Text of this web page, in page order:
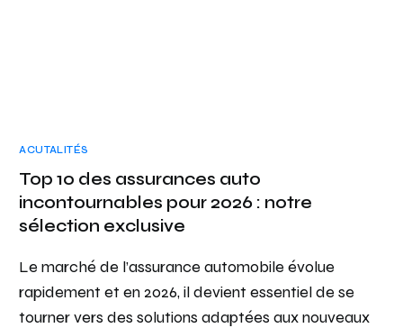
ACUTALITÉS
Top 10 des assurances auto
incontournables pour 2026 : notre
sélection exclusive
Le marché de l’assurance automobile évolue
rapidement et en 2026, il devient essentiel de se
tourner vers des solutions adaptées aux nouveaux